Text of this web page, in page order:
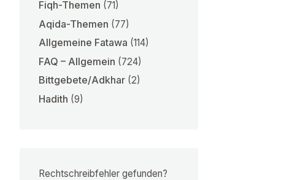
Fiqh-Themen (71)
Aqida-Themen (77)
Allgemeine Fatawa (114)
FAQ – Allgemein (724)
Bittgebete/Adkhar(2)
Hadith (9)
Rechtschreibfehler gefunden?